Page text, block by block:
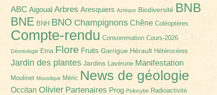
ABC Aigoual Arbres Aresquiers Aztèque Biodiversité BNB
BNE BNH BNO Champignons Chêne Coléoptères
Compte-rendu Consommation Cours-2026
Déontologie Etna Flore Fruits Garrigue Hérault Hétérocères
Jardin des plantes Jardins Lavérune Manifestation
Moulinet Moustique Méric News de géologie
Occitan Olivier Partenaires Prog Psilocybe Radioactivité